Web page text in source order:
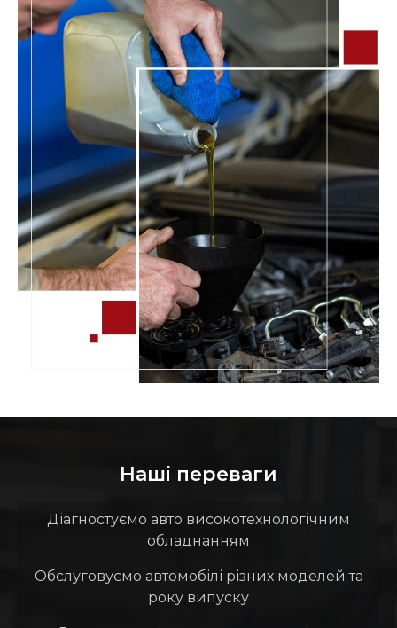
Наші переваги
Діагностуємо авто високотехнологічним
обладнанням
Обслуговуємо автомобілі різних моделей та
року випуску